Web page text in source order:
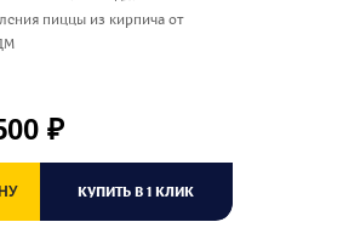
пиццы из кирпича от
₽
КУПИТЬ В 1 КЛИК